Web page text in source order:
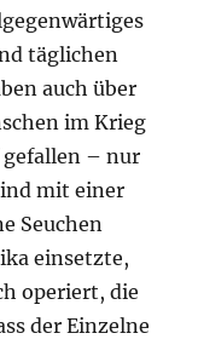
täglichen
auch über
im Krieg
– nur
mit einer
Seuchen
einsetzte,
operiert, die
der Einzelne